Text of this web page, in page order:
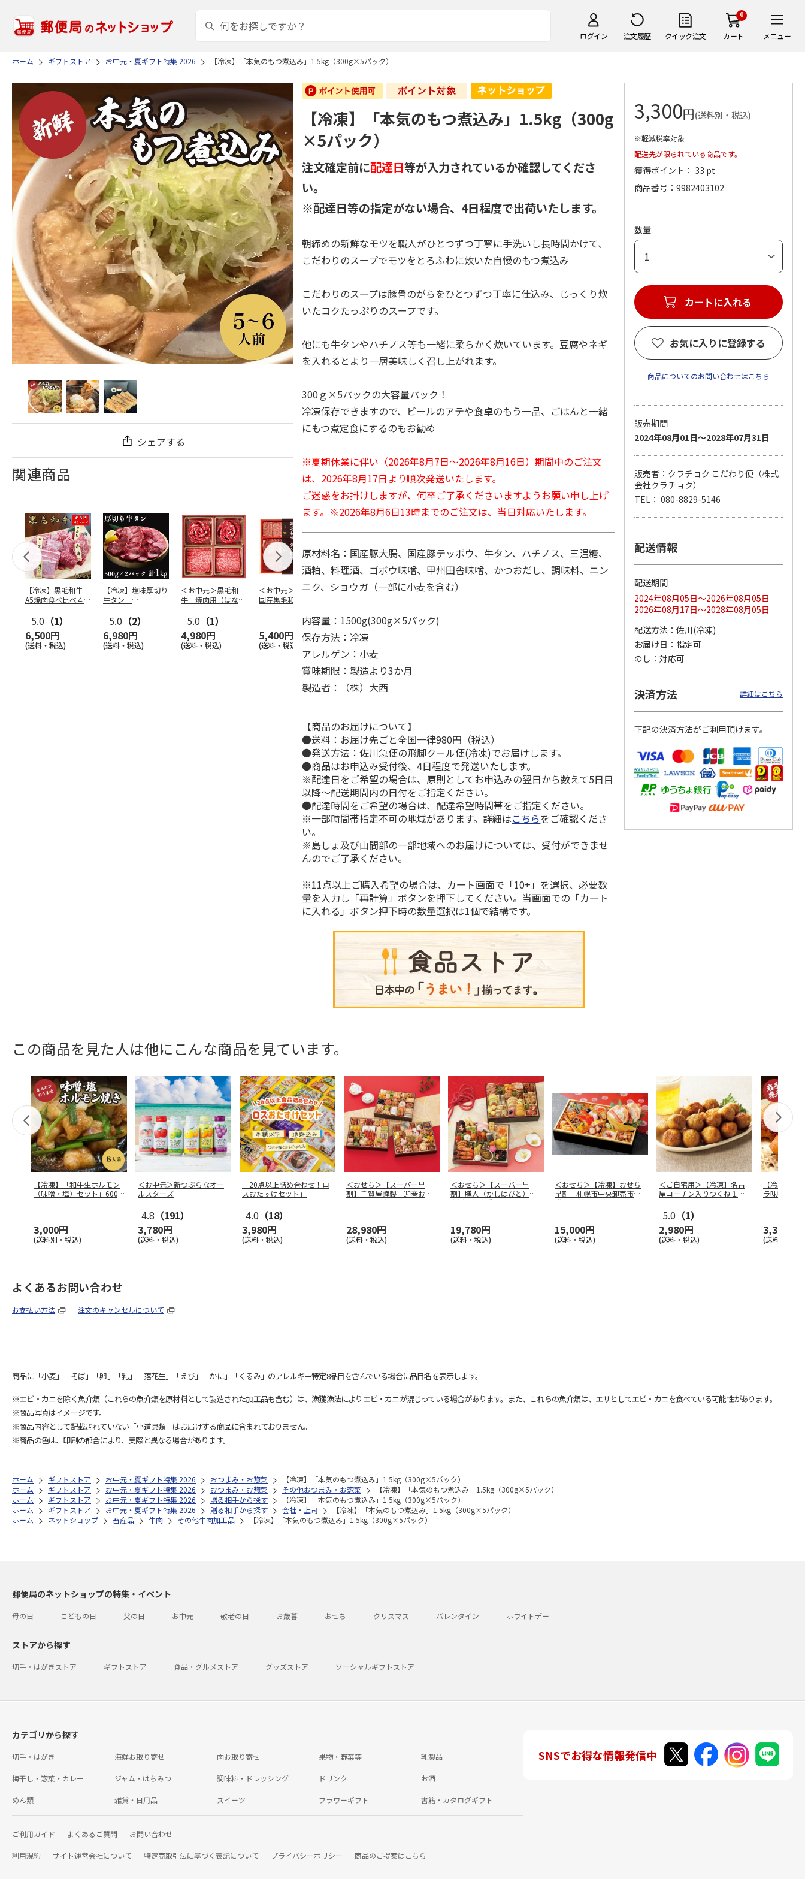
ログイン 注文履歴 クイック注文
0
カート メニュー
ホーム ギフトストア お中元・夏ギフト特集 2026 【冷凍】「本気のもつ煮込み」1.5kg（300g×5パック）
シェアする
関連商品
【冷凍】黒毛和牛
A5焼肉食べ比べ４種
5.0 （1）
6,500円
(送料・税込)
【冷凍】塩味厚切り
牛タン
kg5.0 （2）
6,980円
(送料・税込)
＜お中元＞黒毛和
牛 焼肉用（はなも
5.0 （1）
4,980円
(送料・税込)
＜お中元＞【冷凍】
国産黒毛和牛 焼肉
5,400円
(送料・税込)
＜お中元＞【冷凍】
（４２０…
4,300円
(送料・税込)
＜ご自宅用＞【冷
【冷凍】全国各地の
厳選お肉食べ比べコ
ース
8,980円
(送料・税込)
切り牛たん Ｂ
【冷凍】「本気のもつ煮込み」1.5kg（300g
×5パック）
注文確定前に配達日等が入力されているか確認してくださ
い。
※配達日等の指定がない場合、4日程度で出荷いたします。
朝締めの新鮮なモツを職人がひとつずつ丁寧に手洗いし長時間かけて、
こだわりのスープでモツをとろふわに炊いた自慢のもつ煮込み
こだわりのスープは豚骨のがらをひとつずつ丁寧に仕込み、じっくり炊
いたコクたっぷりのスープです。
他にも牛タンやハチノス等も一緒に柔らかく炊いています。豆腐やネギ
を入れるとより一層美味しく召し上がれます。
300ｇ×5パックの大容量パック！
冷凍保存できますので、ビールのアテや食卓のもう一品、ごはんと一緒
にもつ煮定食にするのもお勧め
※夏期休業に伴い（2026年8月7日～2026年8月16日）期間中のご注文
は、2026年8月17日より順次発送いたします。
ご迷惑をお掛けしますが、何卒ご了承くださいますようお願い申し上げ
ます。※2026年8月6日13時までのご注文は、当日対応いたします。
原材料名：国産豚大腸、国産豚テッポウ、牛タン、ハチノス、三温糖、
酒粕、料理酒、ゴボウ味噌、甲州田舎味噌、かつおだし、調味料、ニン
ニク、ショウガ（一部に小麦を含む）
内容量：1500g(300g×5パック)
保存方法：冷凍
アレルゲン：小麦
賞味期限：製造より3か月
製造者：（株）大西
【商品のお届けについて】
●送料：お届け先ごと全国一律980円（税込）
●発送方法：佐川急便の飛脚クール便(冷凍)でお届けします。
●商品はお申込み受付後、4日程度で発送いたします。
※配達日をご希望の場合は、原則としてお申込みの翌日から数えて5日目
以降～配送期間内の日付をご指定ください。
●配達時間をご希望の場合は、配達希望時間帯をご指定ください。
※一部時間帯指定不可の地域があります。詳細はこちらをご確認くださ
い。
※島しょ及び山間部の一部地域へのお届けについては、受付ができませ
んのでご了承ください。
※11点以上ご購入希望の場合は、カート画面で「10+」を選択、必要数
量を入力し「再計算」ボタンを押下してください。当画面での「カート
に入れる」ボタン押下時の数量選択は1個で結構です。
3,300円(送料別・税込)
※軽減税率対象
配送先が限られている商品です。
獲得ポイント： 33 pt
商品番号
9982403102
数量
お気に入りに登録する
商品についてのお問い合わせはこちら
販売期間
2024年08月01日～2028年07月31日
販売者：クラチョク こだわり便（株式
会社クラチョク）
TEL： 080-8829-5146
配送情報
配送期間
2024年08月05日～2026年08月05日
2026年08月17日～2028年08月05日
配送方法
佐川(冷凍)
お届け日
指定可
のし
対応可
決済方法 詳細はこちら
下記の決済方法がご利用頂けます。
この商品を見た人は他にこんな商品を見ています。
【冷凍】「和牛生ホルモン
（味噌・塩）セット」600g
（15
3,000円
(送料別・税込)
＜お中元＞新つぶらなオー
ルスターズ
4.8 （191）
3,780円
(送料・税込)
「20点以上詰め合わせ！ロ
スおたすけセット」
4.0 （18）
3,980円
(送料・税込)
＜おせち＞【スーパー早
割】千賀屋謹製 迎春おせ
ち料理「千富
28,980円
(送料・税込)
＜おせち＞【スーパー早
割】膳人（かしはびと）
和洋中二段重
19,780円
(送料・税込)
＜おせち＞【冷凍】おせち
早割 札幌市中央卸売市場
発 彩膳
15,000円
(送料・税込)
＜ご自宅用＞【冷凍】名古
屋コーチン入りつくね１ｋ
5.0 （1）
2,980円
(送料・税込)
【冷凍】
ラ味噌漬け
3,300円
(送料別・税
よくあるお問い合わせ
お支払い方法 注文のキャンセルについて
商品に「小麦」「そば」「卵」「乳」「落花生」「えび」「かに」「くるみ」のアレルギー特定8品目を含んでいる場合に品目名を表示します。
※エビ・カニを除く魚介類（これらの魚介類を原材料として製造された加工品も含む）は、漁獲漁法によりエビ・カニが混じっている場合があります。また、これらの魚介類は、エサとしてエビ・カニを食べている可能性があります。
※商品写真はイメージです。
※商品内容として記載されていない「小道具類」はお届けする商品に含まれておりません。
※商品の色は、印刷の都合により、実際と異なる場合があります。
ホーム ギフトストア お中元・夏ギフト特集 2026 おつまみ・お惣菜
【冷凍】「本気のもつ煮込み」1.5kg（300g×5パック）
ホーム
ギフトストア お中元・夏ギフト特集 2026 おつまみ・お惣菜 その他おつまみ・お惣菜
【冷凍】「本気のもつ煮込み」1.5kg（300g×5パック）
ホーム
ギフトストア お中元・夏ギフト特集 2026 贈る相手から探す
【冷凍】「本気のもつ煮込み」1.5kg（300g×5パック）
ホーム
ギフトストア お中元・夏ギフト特集 2026 贈る相手から探す 会社・上司
【冷凍】「本気のもつ煮込み」1.5kg（300g×5パック）
ホーム
ネットショップ 畜産品 牛肉 その他牛肉加工品 【冷凍】「本気のもつ煮込み」1.5kg（300g×5パック）
郵便局のネットショップの特集・イベント
母の日 こどもの日 父の日 お中元 敬老の日 お歳暮 おせち クリスマス バレンタイン ホワイトデー
ストアから探す
切手・はがきストア ギフトストア 食品・グルメストア グッズストア ソーシャルギフトストア
カテゴリから探す
切手・はがき 海鮮お取り寄せ 肉お取り寄せ 果物・野菜等 乳製品
梅干し・惣菜・カレー ジャム・はちみつ 調味料・ドレッシング ドリンク お酒
めん類 雑貨・日用品 スイーツ フラワーギフト 書籍・カタログギフト
ご利用ガイド よくあるご質問 お問い合わせ
利用規約 サイト運営会社について 特定商取引法に基づく表記について プライバシーポリシー 商品のご提案はこちら
SNSでお得な情報発信中